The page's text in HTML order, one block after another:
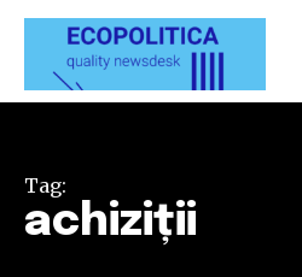
Tag:
achiziții